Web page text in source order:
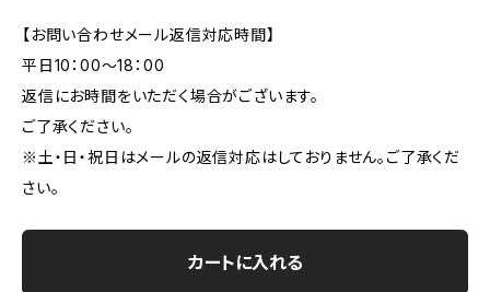
【お問い合わせメール返信対応時間】
平日10：00～18：00
返信にお時間をいただく場合がございます。
ご了承ください。
※土・日・祝日はメールの返信対応はしておりません。ご了承くだ
さい。
カートに入れる